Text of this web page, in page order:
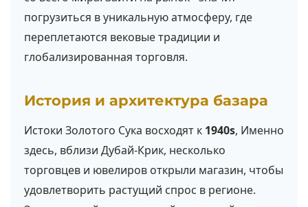
погрузиться в уникальную атмосферу, где
переплетаются вековые традиции и
глобализированная торговля.
История и архитектура базара
Истоки Золотого Сука восходят к 1940s, Именно
здесь, вблизи Дубай-Крик, несколько
торговцев и ювелиров открыли магазин, чтобы
удовлетворить растущий спрос в регионе.